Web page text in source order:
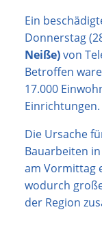
Ein
Donnerstag
Neiße)von
Betroffen
17.000
Einrichtungen.
Die Ursache
Bauarbeiten in
am Vormittag
wodurch
der Region